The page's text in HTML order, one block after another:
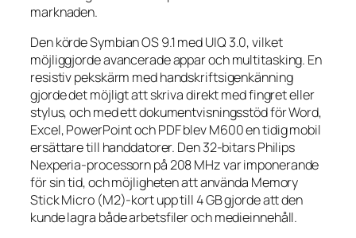
marknaden.
Den körde Symbian OS 9.1 med UIQ 3.0, vilket
möjliggjorde avancerade appar och multitasking. En
resistiv pekskärm med handskriftsigenkänning
gjorde det möjligt att skriva direkt med fingret eller
stylus, och med ett dokumentvisningsstöd för Word,
Excel, PowerPoint och PDF blev M600 en tidig mobil
ersättare till handdatorer. Den 32-bitars Philips
Nexperia-processorn på 208 MHz var imponerande
för sin tid, och möjligheten att använda Memory
Stick Micro (M2)-kort upp till 4 GB gjorde att den
kunde lagra både arbetsfiler och medieinnehåll.